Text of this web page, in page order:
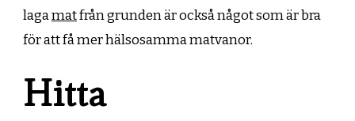
lagamatfrån grunden är också något som är bra
för att få mer hälsosamma matvanor.
Hitta